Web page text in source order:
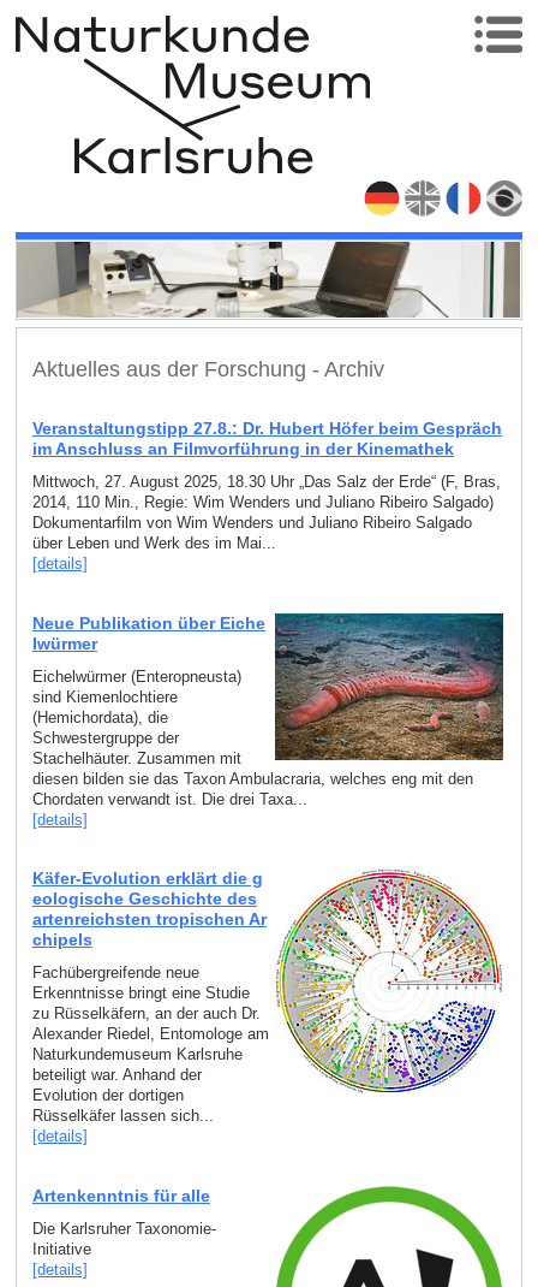
Aktuelles aus der Forschung - Archiv
Veranstaltungstipp 27.8.: Dr. Hubert Höfer beim Gespräch
im Anschluss an Filmvorführung in der Kinemathek
Mittwoch, 27. August 2025, 18.30 Uhr „Das Salz der Erde“ (F, Bras,
2014, 110 Min., Regie: Wim Wenders und Juliano Ribeiro Salgado)
Dokumentarfilm von Wim Wenders und Juliano Ribeiro Salgado
über Leben und Werk des im Mai...
[details]
Neue Publikation über Eiche
lwürmer
Eichelwürmer (Enteropneusta)
sind Kiemenlochtiere
(Hemichordata), die
Schwestergruppe der
Stachelhäuter. Zusammen mit
diesen bilden sie das Taxon Ambulacraria, welches eng mit den
Chordaten verwandt ist. Die drei Taxa...
[details]
Käfer-Evolution erklärt die g
eologische Geschichte des
artenreichsten tropischen Ar
chipels
Fachübergreifende neue
Erkenntnisse bringt eine Studie
zu Rüsselkäfern, an der auch Dr.
Alexander Riedel, Entomologe am
Naturkundemuseum Karlsruhe
beteiligt war. Anhand der
Evolution der dortigen
Rüsselkäfer lassen sich...
[details]
Artenkenntnis für alle
Die Karlsruher Taxonomie-
Initiative
[details]